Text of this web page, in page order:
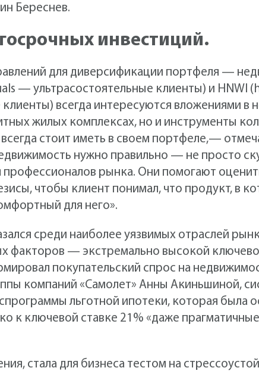
Береснев.
инвестиций.
для диверсификации портфеля —
— ультрасостоятельные клиенты) и HNWI
всегда интересуются вложениями в
жилых комплексах, но и инструменты
стоит иметь в своем портфеле,—
нужно правильно — не просто
профессионалов рынка. Они помогают
чтобы клиент понимал, что продукт, в
для него».
среди наиболее уязвимых отраслей
факторов — экстремально высокой
покупательский спрос на
компаний «Самолет» Анны Акиньшиной,
льготной ипотеки, которая была
к ключевой ставке 21% «даже
стала для бизнеса тестом на